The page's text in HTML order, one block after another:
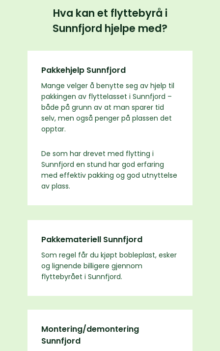
Hva kan et flyttebyrå i
Sunnfjord hjelpe med?
Pakkehjelp Sunnfjord
Mange velger å benytte seg av hjelp til
pakkingen av flyttelasset i Sunnfjord –
både på grunn av at man sparer tid
selv, men også penger på plassen det
opptar.
De som har drevet med flytting i
Sunnfjord en stund har god erfaring
med effektiv pakking og god utnyttelse
av plass.
Pakkemateriell Sunnfjord
Som regel får du kjøpt bobleplast, esker
og lignende billigere gjennom
flyttebyrået i Sunnfjord.
Montering/demontering
Sunnfjord